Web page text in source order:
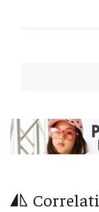
Correlati